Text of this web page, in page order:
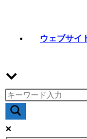
ウェブサイ